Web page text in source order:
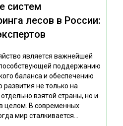
систем
лесов в России:
является важнейшей
поддержанию
баланса и обеспечению
развития не только на
взятой страны, но и
целом. В современных
мир сталкивается...